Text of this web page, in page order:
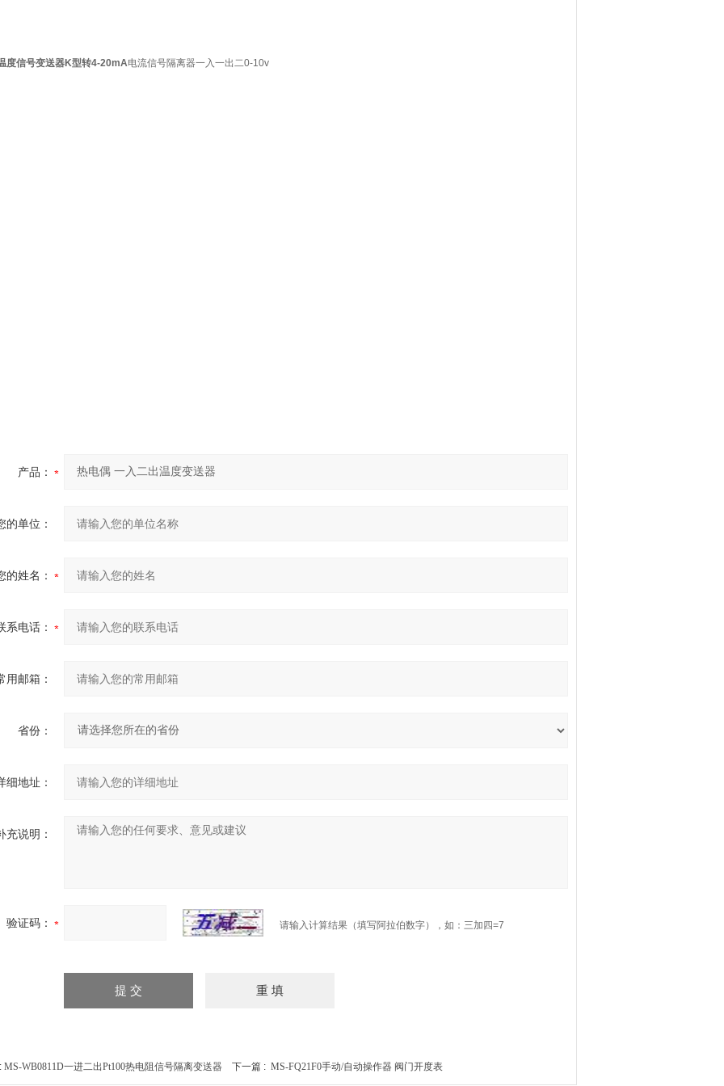
度信号变送器K型转4-20mA电流信号隔离器一入一出二0-10v
产品：
的单位：
的姓名：
系电话：
用邮箱：
省份：
细地址：
充说明：
验证码： 请输入计算结果（填写阿拉伯数字），如：三加四=7
MS-WB0811D一进二出Pt100热电阻信号隔离变送器 下一篇 : MS-FQ21F0手动/自动操作器 阀门开度表